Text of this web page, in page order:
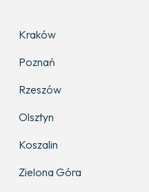
Kraków
Poznań
Rzeszów
Olsztyn
Koszalin
Zielona Góra